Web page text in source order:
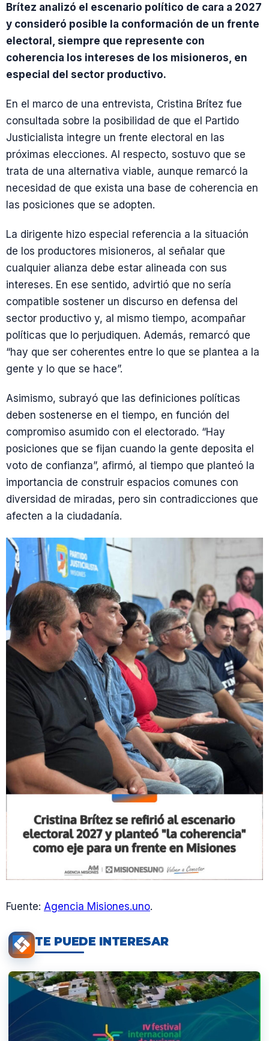
Brítez analizó el escenario político de cara a 2027
y consideró posible la conformación de un frente
electoral, siempre que represente con
coherencia los intereses de los misioneros, en
especial del sector productivo.
En el marco de una entrevista, Cristina Brítez fue
consultada sobre la posibilidad de que el Partido
Justicialista integre un frente electoral en las
próximas elecciones. Al respecto, sostuvo que se
trata de una alternativa viable, aunque remarcó la
necesidad de que exista una base de coherencia en
las posiciones que se adopten.
La dirigente hizo especial referencia a la situación
de los productores misioneros, al señalar que
cualquier alianza debe estar alineada con sus
intereses. En ese sentido, advirtió que no sería
compatible sostener un discurso en defensa del
sector productivo y, al mismo tiempo, acompañar
políticas que lo perjudiquen. Además, remarcó que
“hay que ser coherentes entre lo que se plantea a la
gente y lo que se hace”.
Asimismo, subrayó que las definiciones políticas
deben sostenerse en el tiempo, en función del
compromiso asumido con el electorado. “Hay
posiciones que se fijan cuando la gente deposita el
voto de confianza”, afirmó, al tiempo que planteó la
importancia de construir espacios comunes con
diversidad de miradas, pero sin contradicciones que
afecten a la ciudadanía.
Fuente: Agencia Misiones.uno.
TE PUEDE INTERESAR